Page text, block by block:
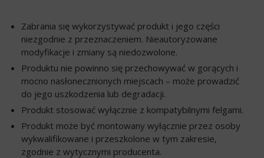
Zabrania się wykorzystywać produkt i jego części
niezgodnie z przeznaczeniem. Nieautoryzowane
modyfikacje i zmiany są niedozwolone.
Produktu nie powinno się przechowywać w gorących i
mocno nasłonecznionych miejscach – może prowadzić
do jego uszkodzenia lub degradacji.
Produkt stosować wyłącznie z kompatybilnymi felgami.
Produkt może być montowany wyłącznie przez osoby
wykwalifikowane i przeszkolone w tym zakresie,
zgodnie z wytycznymi producenta.